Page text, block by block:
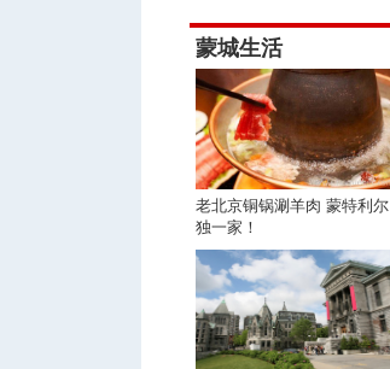
蒙城生活
老北京铜锅涮羊肉 蒙特利尔
独一家！